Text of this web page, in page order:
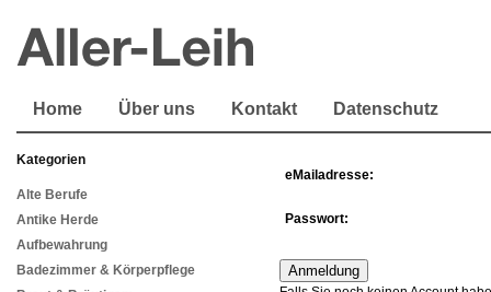
Home Über uns Kontakt Datenschutz
Kategorien
Alte Berufe
Antike Herde
Aufbewahrung
Badezimmer & Körperpflege
eMailadresse:
Passwort: